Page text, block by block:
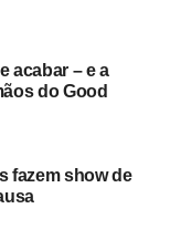
acabar – e a
do Good
fazem show de